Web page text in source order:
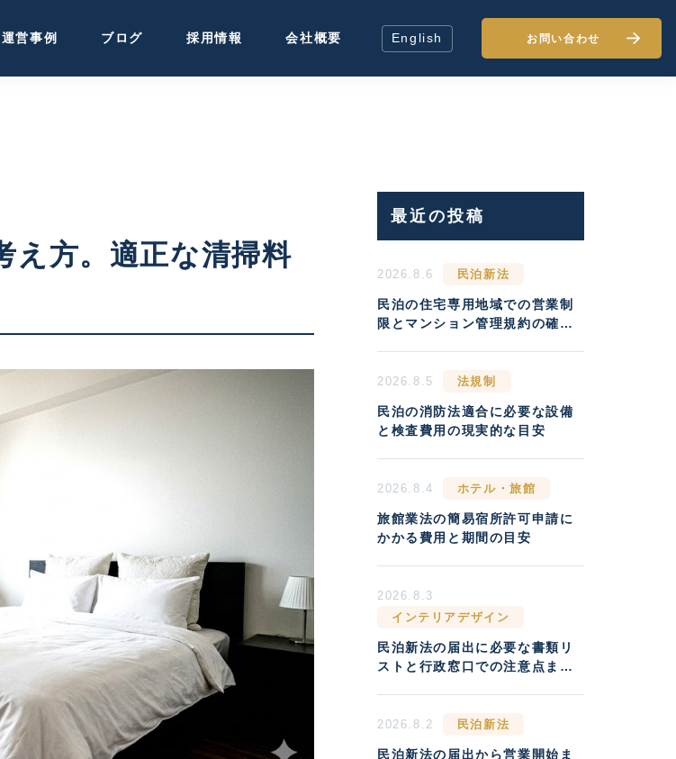
運営事例 ブログ 採用情報 会社概要 English お問い合わせ
え方。適正な清掃料
最近の投稿
2026.8.6 民泊新法
民泊の住宅専用地域での営業制
限とマンション管理規約の確認
2026.8.5 法規制
民泊の消防法適合に必要な設備
と検査費用の現実的な目安
2026.8.4 ホテル・旅館
旅館業法の簡易宿所許可申請に
かかる費用と期間の目安
2026.8.3
インテリアデザイン
民泊新法の届出に必要な書類リ
ストと行政窓口での注意点まと
2026.8.2 民泊新法
民泊新法の届出から営業開始ま